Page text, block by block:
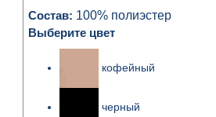
Состав: 100% полиэстер
Выберите цвет
кофейный
черный